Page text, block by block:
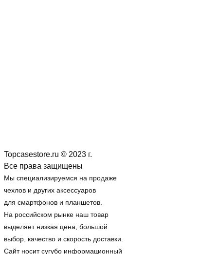
Topcasestore.ru © 2023 г.
Все права защищены
Мы специализируемся на продаже
чехлов и других аксессуаров
для смартфонов и планшетов.
На российском рынке наш товар
выделяет низкая цена, большой
выбор, качество и скорость доставки.
Сайт носит сугубо информационный